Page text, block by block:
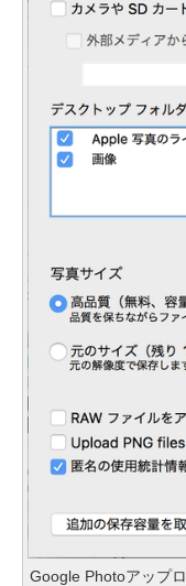
Google Photoアップ